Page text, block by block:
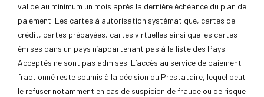
valide au minimum un mois après la dernière échéance du plan de
paiement. Les cartes à autorisation systématique, cartes de
crédit, cartes prépayées, cartes virtuelles ainsi que les cartes
émises dans un pays n’appartenant pas à la liste des Pays
Acceptés ne sont pas admises. L’accès au service de paiement
fractionné reste soumis à la décision du Prestataire, lequel peut
le refuser notamment en cas de suspicion de fraude ou de risque